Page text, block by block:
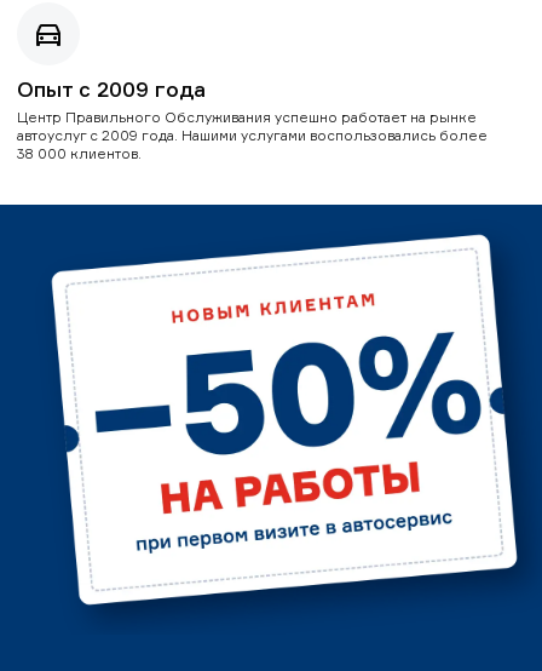
Опыт с 2009 года
Центр Правильного Обслуживания успешно работает на рынке
автоуслуг с 2009 года. Нашими услугами воспользовались более
38 000 клиентов.